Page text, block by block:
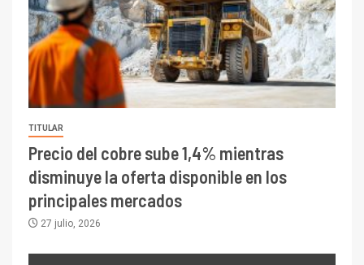
TITULAR
Precio del cobre sube 1,4% mientras
disminuye la oferta disponible en los
principales mercados
27 julio, 2026